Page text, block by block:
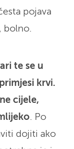
pojava
bolno.
te se u
krvi.
cijele,
. Po
dojiti ako